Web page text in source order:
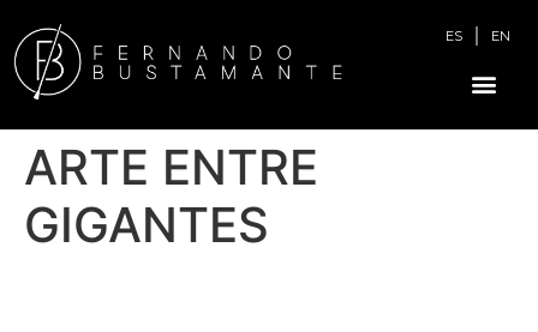
ES EN
ARTE ENTRE
GIGANTES